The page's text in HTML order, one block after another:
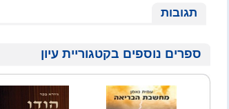
תגובות
ספרים נוספים בקטגוריית עיון